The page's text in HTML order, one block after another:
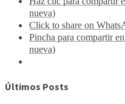
nueva)
Click to share on
Pincha para compartir
nueva)
Últimos Posts